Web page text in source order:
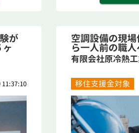
が
11:37:10
空調設備の現
ら一人前の職
少...
有限会社原冷熱
移住支援金対象